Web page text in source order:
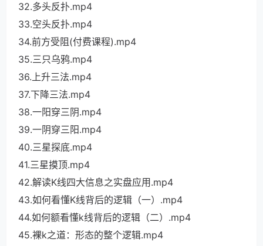
32.多头反扑.mp4
33.空头反扑.mp4
34.前方受阻(付费课程).mp4
35.三只乌鸦.mp4
36.上升三法.mp4
37.下降三法.mp4
38.一阳穿三阴.mp4
39.一阴穿三阳.mp4
40.三星探底.mp4
41.三星摸顶.mp4
42.解读K线四大信息之实盘应用.mp4
43.如何看懂K线背后的逻辑（一）.mp4
44.如何额看懂k线背后的逻辑（二）.mp4
45.裸k之道：形态的整个逻辑.mp4